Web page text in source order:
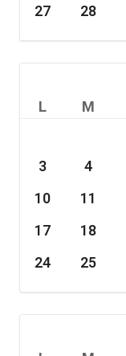
27
28
L M
3
4
10
11
17
18
24
25